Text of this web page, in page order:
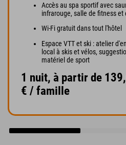
Accès au spa sportif avec
infrarouge, salle de fitness et
Wi-Fi gratuit dans tout l'hôtel
Espace VTT et ski : atelier
local à skis et vélos,
matériel de sport
1 nuit, à partir de
€ / famille